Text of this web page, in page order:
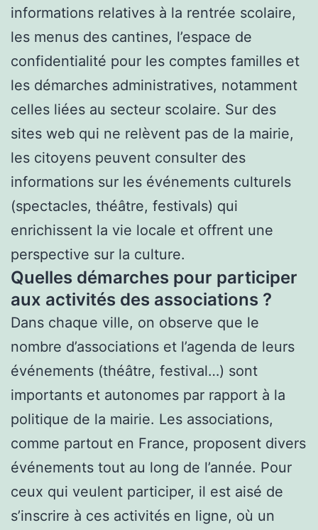
informations relatives à la rentrée scolaire,
les menus des cantines, l’espace de
confidentialité pour les comptes familles et
les démarches administratives, notamment
celles liées au secteur scolaire. Sur des
sites web qui ne relèvent pas de la mairie,
les citoyens peuvent consulter des
informations sur les événements culturels
(spectacles, théâtre, festivals) qui
enrichissent la vie locale et offrent une
perspective sur la culture.
Quelles démarches pour participer
aux activités des associations ?
Dans chaque ville, on observe que le
nombre d’associations et l’agenda de leurs
événements (théâtre, festival…) sont
importants et autonomes par rapport à la
politique de la mairie. Les associations,
comme partout en France, proposent divers
événements tout au long de l’année. Pour
ceux qui veulent participer, il est aisé de
s’inscrire à ces activités en ligne, où un